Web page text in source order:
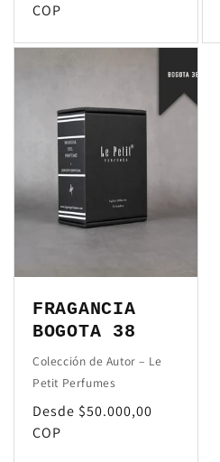
habitual
COP
FRAGANCIA
BOGOTA 38
Colección de Autor – Le
Petit Perfumes
Precio
habitual
Desde $50.000,00
COP